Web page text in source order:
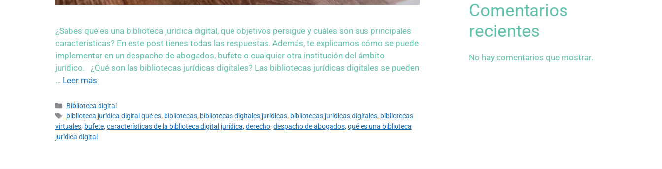
¿Sabes qué es una biblioteca jurídica digital, qué objetivos persigue y cuáles son sus principales
características? En este post tienes todas las respuestas. Además, te explicamos cómo se puede
implementar en un despacho de abogados, bufete o cualquier otra institución del ámbito
jurídico. ¿Qué son las bibliotecas jurídicas digitales? Las bibliotecas jurídicas digitales se pueden
… Leer más
Biblioteca digital
biblioteca jurídica digital qué es, bibliotecas, bibliotecas digitales jurídicas, bibliotecas jurídicas digitales, bibliotecas
virtuales, bufete, características de la biblioteca digital jurídica, derecho, despacho de abogados, qué es una biblioteca
jurídica digital
Comentarios
recientes
No hay comentarios que mostrar.